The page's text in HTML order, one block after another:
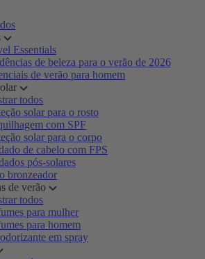
Essentials
de beleza para o verão de 2026
de verão para homem
todos
solar para o rosto
com SPF
solar para o corpo
de cabelo com FPS
pós-solares
bronzeador
de verão
todos
para mulher
para homem
em spray